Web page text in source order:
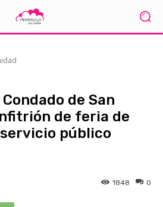
de San
de feria de
público
0
1848